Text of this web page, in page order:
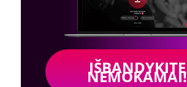
IŠBANDYKITE
NEMOKAMAI!